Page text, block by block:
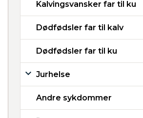
Kalvingsvansker far til ku
Dødfødsler far til kalv
Dødfødsler far til ku
Jurhelse
Andre sykdommer